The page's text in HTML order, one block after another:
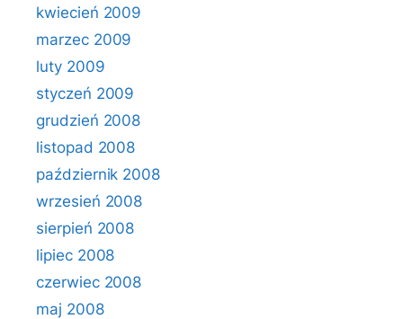
kwiecień 2009
marzec 2009
luty 2009
styczeń 2009
grudzień 2008
listopad 2008
październik 2008
wrzesień 2008
sierpień 2008
lipiec 2008
czerwiec 2008
maj 2008